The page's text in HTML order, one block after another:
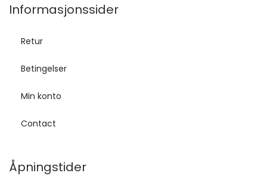
Informasjonssider
Retur
Betingelser
Min konto
Contact
Åpningstider